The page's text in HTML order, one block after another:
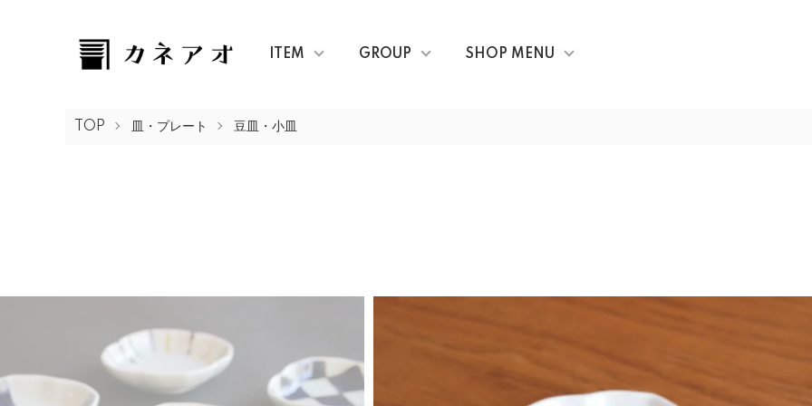
ITEM GROUP SHOP MENU
TOP 皿・プレート 豆皿・小皿